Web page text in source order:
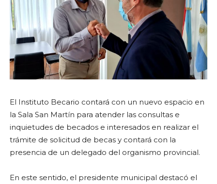
El Instituto Becario contará con un nuevo espacio en
la Sala San Martín para atender las consultas e
inquietudes de becados e interesados en realizar el
trámite de solicitud de becas y contará con la
presencia de un delegado del organismo provincial.
En este sentido, el presidente municipal destacó el